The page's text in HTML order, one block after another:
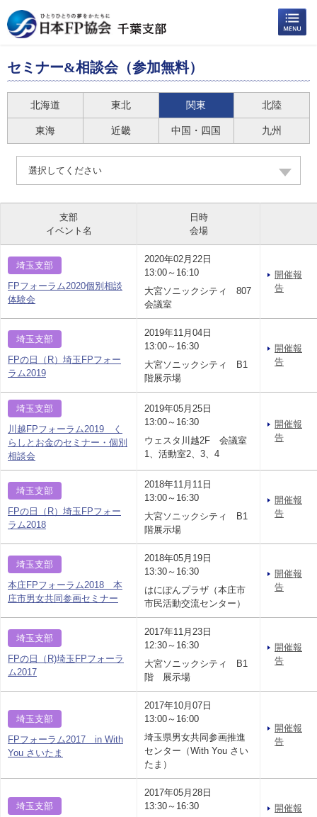
セミナー&相談会（参加無料）
北海道 東北 関東 北陸
東海 近畿 中国・四国 九州
選択してください
支部
イベント名
日時
会場
埼玉支部
FPフォーラム2020個別相談
体験会
2020年02月22日
13:00～16:10
大宮ソニックシティ 807
会議室
開催報
告
埼玉支部
FPの日（R）埼玉FPフォー
ラム2019
2019年11月04日
13:00～16:30
大宮ソニックシティ B1
階展示場
開催報
告
埼玉支部
川越FPフォーラム2019 く
らしとお金のセミナー・個別
相談会
2019年05月25日
13:00～16:30
ウェスタ川越2F 会議室
1、活動室2、3、4
開催報
告
埼玉支部
FPの日（R）埼玉FPフォー
ラム2018
2018年11月11日
13:00～16:30
大宮ソニックシティ B1
階展示場
開催報
告
埼玉支部
本庄FPフォーラム2018 本
庄市男女共同参画セミナー
2018年05月19日
13:30～16:30
はにぽんプラザ（本庄市
市民活動交流センター）
開催報
告
埼玉支部
FPの日（R)埼玉FPフォーラ
ム2017
2017年11月23日
12:30～16:30
大宮ソニックシティ B1
階 展示場
開催報
告
埼玉支部
FPフォーラム2017 in With
You さいたま
2017年10月07日
13:00～16:00
埼玉県男女共同参画推進
センター（With You さい
たま）
開催報
告
埼玉支部
2017年05月28日
13:30～16:30
開催報